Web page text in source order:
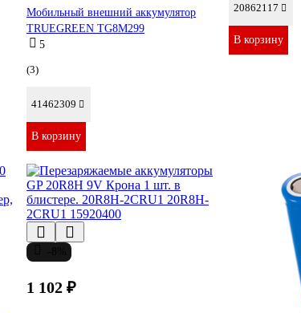
Мобильный внешний аккумулятор
TRUEGREEN TG8M299
5
(3)
41462309
В корзину
20862117
В корзину
1 102 ₽